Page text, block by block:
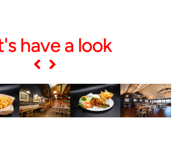
have a look